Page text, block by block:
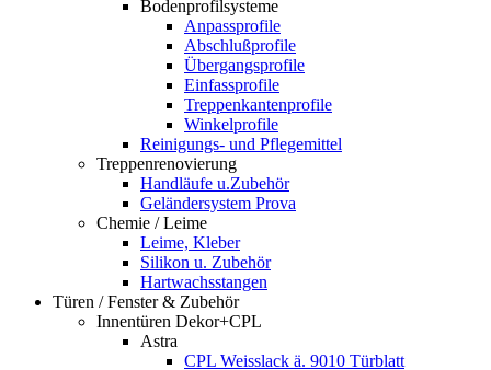
Bodenprofilsysteme
Anpassprofile
Abschlußprofile
Übergangsprofile
Einfassprofile
Treppenkantenprofile
Winkelprofile
Reinigungs- und Pflegemittel
Treppenrenovierung
Handläufe u.Zubehör
Geländersystem Prova
Chemie / Leime
Leime, Kleber
Silikon u. Zubehör
Hartwachsstangen
Türen / Fenster & Zubehör
Innentüren Dekor+CPL
Astra
CPL Weisslack ä. 9010 Türblatt